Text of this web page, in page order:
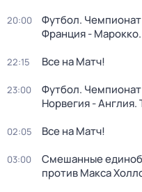
20:00
Футбол.
Франция -
22:15 Все на Матч!
23:00
Футбол.
Норвегия -
02:05 Все на Матч!
03:00
Смешанные
против Макса